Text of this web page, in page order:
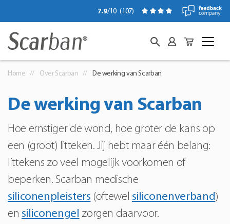
7.9/10 (107)
Home Over Scarban De werking van Scarban
De werking van Scarban
Hoe ernstiger de wond, hoe groter de kans op
een (groot) litteken. Jij hebt maar één belang:
littekens zo veel mogelijk voorkomen of
beperken. Scarban medische
siliconenpleisters (oftewel siliconenverband)
en siliconengel zorgen daarvoor.